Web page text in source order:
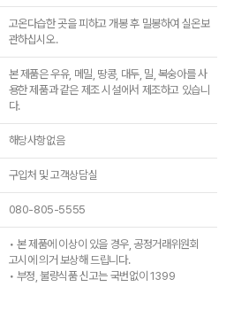
고온다습한 곳을 피하고 개봉 후 밀봉하여 실온보
관하십시오.
본 제품은 우유, 메밀, 땅콩, 대두, 밀, 복숭아를 사
용한 제품과 같은 제조 시설에서 제조하고 있습니
다.
해당사항없음
구입처 및 고객상담실
080-805-5555
• 본 제품에 이상이 있을 경우, 공정거래위원회
고시에 의거 보상해 드립니다.
• 부정, 불량식품 신고는 국번없이 1399